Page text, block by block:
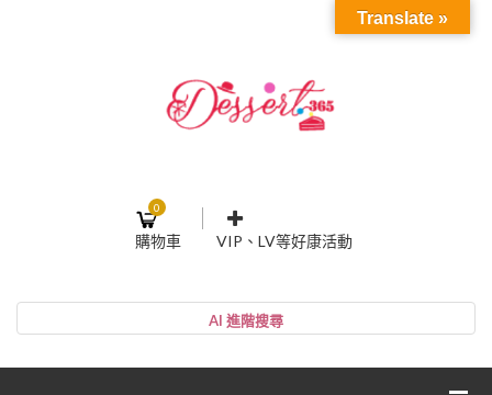
0
購物車 VIP、LV等好康活動
帳號
Translate »